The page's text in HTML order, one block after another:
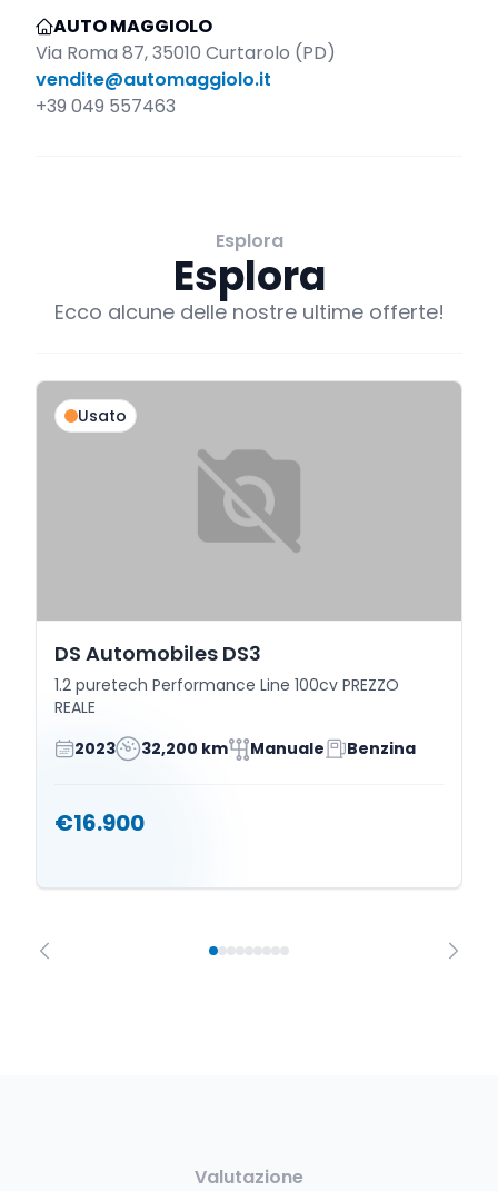
AUTO MAGGIOLO
Via Roma 87, 35010 Curtarolo (PD)
vendite@automaggiolo.it
+39 049 557463
Esplora
Esplora
Ecco alcune delle nostre ultime offerte!
Usato
DS Automobiles DS3
1.2 puretech Performance Line 100cv PREZZO
REALE
2023
32,200 km Manuale Benzina
€16.900
Valutazione